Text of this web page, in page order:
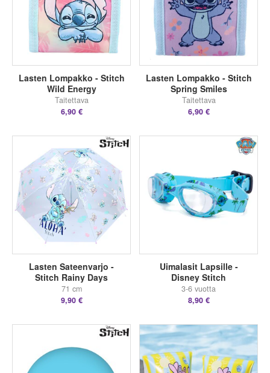
Lasten Lompakko - Stitch
Wild Energy
Taitettava
6,90 €
Lasten Lompakko - Stitch
Spring Smiles
Taitettava
6,90 €
Lasten Sateenvarjo -
Stitch Rainy Days
71 cm
9,90 €
Uimalasit Lapsille -
Disney Stitch
3-6 vuotta
8,90 €